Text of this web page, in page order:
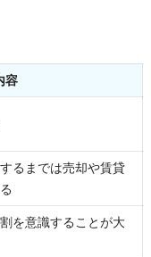
容
るまでは売却や賃貸
を意識することが大